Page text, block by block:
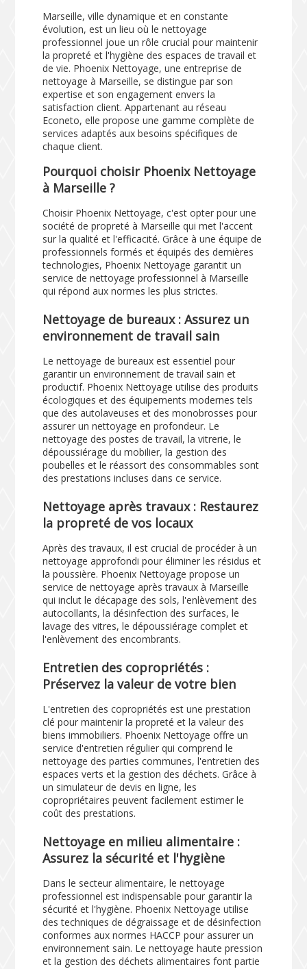
Marseille, ville dynamique et en constante
évolution, est un lieu où le nettoyage
professionnel joue un rôle crucial pour maintenir
la propreté et l'hygiène des espaces de travail et
de vie. Phoenix Nettoyage, une entreprise de
nettoyage à Marseille, se distingue par son
expertise et son engagement envers la
satisfaction client. Appartenant au réseau
Econeto, elle propose une gamme complète de
services adaptés aux besoins spécifiques de
chaque client.
Pourquoi choisir Phoenix Nettoyage
à Marseille ?
Choisir Phoenix Nettoyage, c'est opter pour une
société de propreté à Marseille qui met l'accent
sur la qualité et l'efficacité. Grâce à une équipe de
professionnels formés et équipés des dernières
technologies, Phoenix Nettoyage garantit un
service de nettoyage professionnel à Marseille
qui répond aux normes les plus strictes.
Nettoyage de bureaux : Assurez un
environnement de travail sain
Le nettoyage de bureaux est essentiel pour
garantir un environnement de travail sain et
productif. Phoenix Nettoyage utilise des produits
écologiques et des équipements modernes tels
que des autolaveuses et des monobrosses pour
assurer un nettoyage en profondeur. Le
nettoyage des postes de travail, la vitrerie, le
dépoussiérage du mobilier, la gestion des
poubelles et le réassort des consommables sont
des prestations incluses dans ce service.
Nettoyage après travaux : Restaurez
la propreté de vos locaux
Après des travaux, il est crucial de procéder à un
nettoyage approfondi pour éliminer les résidus et
la poussière. Phoenix Nettoyage propose un
service de nettoyage après travaux à Marseille
qui inclut le décapage des sols, l'enlèvement des
autocollants, la désinfection des surfaces, le
lavage des vitres, le dépoussiérage complet et
l'enlèvement des encombrants.
Entretien des copropriétés :
Préservez la valeur de votre bien
L'entretien des copropriétés est une prestation
clé pour maintenir la propreté et la valeur des
biens immobiliers. Phoenix Nettoyage offre un
service d'entretien régulier qui comprend le
nettoyage des parties communes, l'entretien des
espaces verts et la gestion des déchets. Grâce à
un simulateur de devis en ligne, les
copropriétaires peuvent facilement estimer le
coût des prestations.
Nettoyage en milieu alimentaire :
Assurez la sécurité et l'hygiène
Dans le secteur alimentaire, le nettoyage
professionnel est indispensable pour garantir la
sécurité et l'hygiène. Phoenix Nettoyage utilise
des techniques de dégraissage et de désinfection
conformes aux normes HACCP pour assurer un
environnement sain. Le nettoyage haute pression
et la gestion des déchets alimentaires font partie